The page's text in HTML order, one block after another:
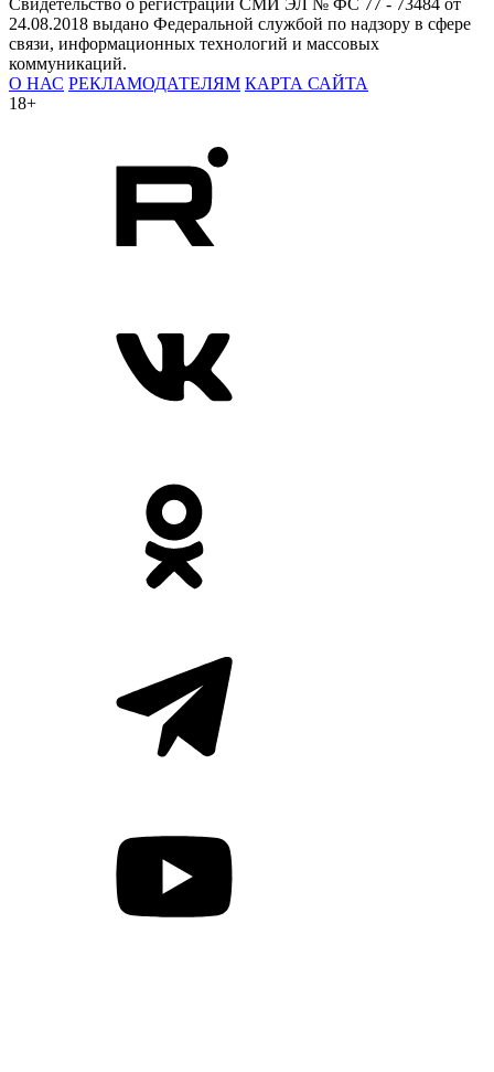
24.08.2018 выдано Федеральной службой по надзору в сфере
связи, информационных технологий и массовых
коммуникаций.
О НАС РЕКЛАМОДАТЕЛЯМ КАРТА САЙТА
18+